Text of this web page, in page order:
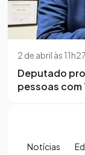
2 de abril às 11h27
Deputado
pessoas com
Notícias